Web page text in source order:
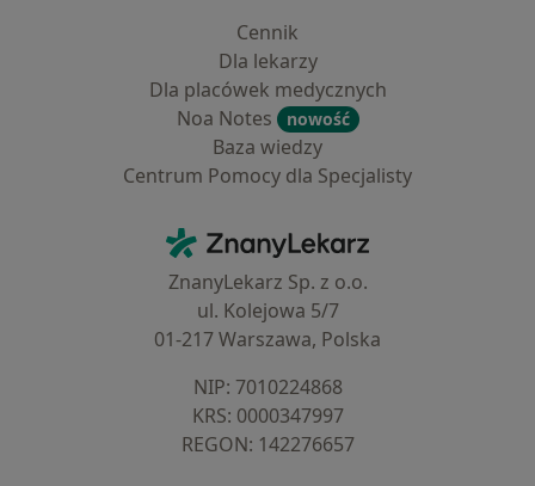
Cennik
Dla lekarzy
Dla placówek medycznych
Noa Notes
nowość
Baza wiedzy
Centrum Pomocy dla Specjalisty
ZnanyLekarz - Strona główna
ZnanyLekarz Sp. z o.o.
ul. Kolejowa 5/7
01-217 Warszawa, Polska
NIP: ⁠7010224868
KRS: ⁠0000347997
REGON: ⁠142276657